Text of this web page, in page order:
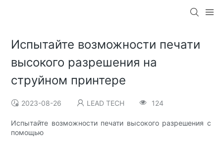
Испытайте возможности печати
высокого разрешения на
струйном принтере
2023-08-26 LEAD TECH 124
Испытайте возможности печати высокого разрешения с
помощью